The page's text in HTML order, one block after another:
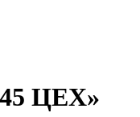
ЦЕХ»